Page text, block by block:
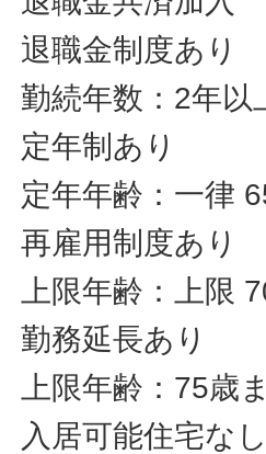
退職金制度あり
勤続年数：2年以
定年制あり
定年年齢：一律
再雇用制度あり
上限年齢：上限
勤務延長あり
上限年齢：75歳
入居可能住宅なし